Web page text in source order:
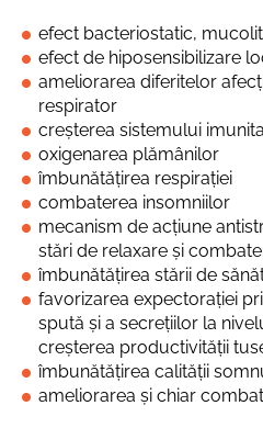
efect bacteriostatic,
efect de hiposensibilizare
ameliorarea diferitelor
respirator
creșterea sistemului
oxigenarea plămânilor
îmbunătățirea respirației
combaterea insomniilor
mecanism de acțiune
stări de relaxare și
îmbunătățirea stării de
favorizarea expectorației
spută și a secrețiilor la
creșterea productivității
îmbunătățirea calității
ameliorarea și chiar